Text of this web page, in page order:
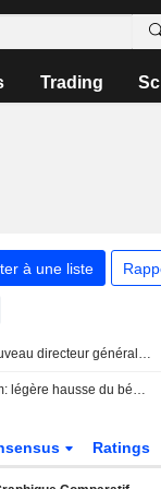
Trading
à une liste
Pantaleoni est le nouveau directeur général de PagoPA
Prévisions Swisscom: légère hausse du bénéfice attendue au premier semestre
Ratings